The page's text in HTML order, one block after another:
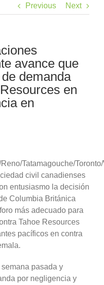
Previous Next
avance que
demanda
en
en
Tatamagouche/
civil canadienses
entusiasmo la decisión
Columbia Británica
más adecuado para
Tahoe Resources
pacíficos en contra
pasada y
por negligencia y